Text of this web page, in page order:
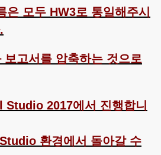
은 모두 HW3로 통일해주시
고서를 압축하는 것으로
Studio 2017에서 진행합니
환경에서 돌아갈 수